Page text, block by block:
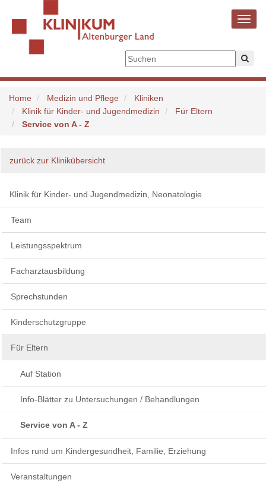
Home Medizin und Pflege
Kliniken
Klinik für Kinder- und Jugendmedizin
Für Eltern
Service von A - Z
zurück zur Klinikübersicht
Klinik für Kinder- und Jugendmedizin, Neonatologie
Team
Leistungsspektrum
Facharztausbildung
Sprechstunden
Kinderschutzgruppe
Für Eltern
Auf Station
Info-Blätter zu Untersuchungen / Behandlungen
Service von A - Z
Infos rund um Kindergesundheit, Familie, Erziehung
Veranstaltungen